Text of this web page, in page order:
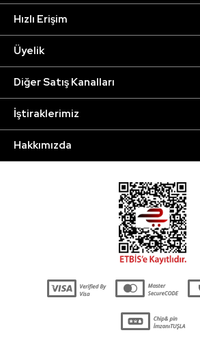
Hızlı Erişim
Üyelik
Diğer Satış Kanalları
İştiraklerimiz
Hakkımızda